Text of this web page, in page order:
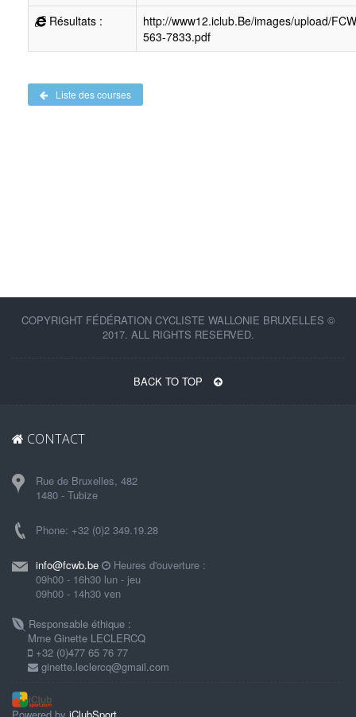
Résultats :
http://www12.iclub.Be/images/upload/
563-7833.pdf
Liste des courses
COPYRIGHT FÉDÉRATION CYCLISTE WALLONIE BRUXELLES ©
2017. ALL RIGHTS RESERVED.
BACK TO TOP
CONTACT
Rue de Bruxelles, 482
1480 - Tubize
Phone: +32 (0)2 349.19.28
info@fcwb.be
Heures d'ouverture :
09h00 - 16h30 lun - jeu
09h00 - 14h30 ven
Responsable éthique :
Mme Ginette LECLERCQ
+32 (0)477 65 76 77
ginette.leclercq@gmail.com
Powered by iClubSport